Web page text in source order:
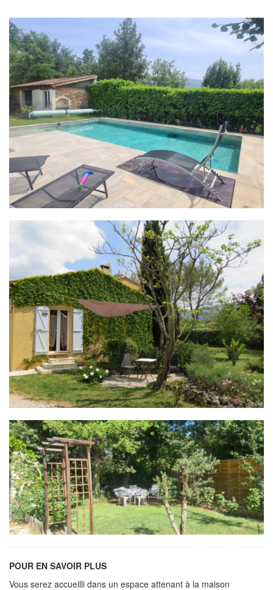
POUR EN SAVOIR PLUS
Vous serez accueilli dans un espace attenant à la maison